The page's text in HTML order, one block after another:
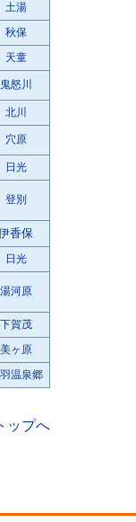
土湯
秋保
天童
鬼怒川
北川
穴原
日光
登別
香保
日光
湯河原
下賀茂
美ヶ原
温泉郷
ップへ